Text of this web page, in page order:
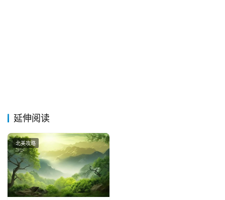
延伸阅读
北美攻略